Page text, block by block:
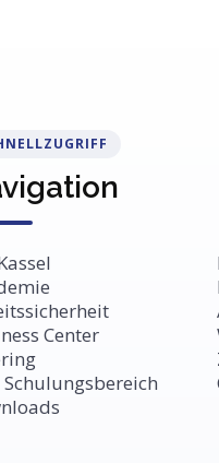
Center
Schulungsbereich